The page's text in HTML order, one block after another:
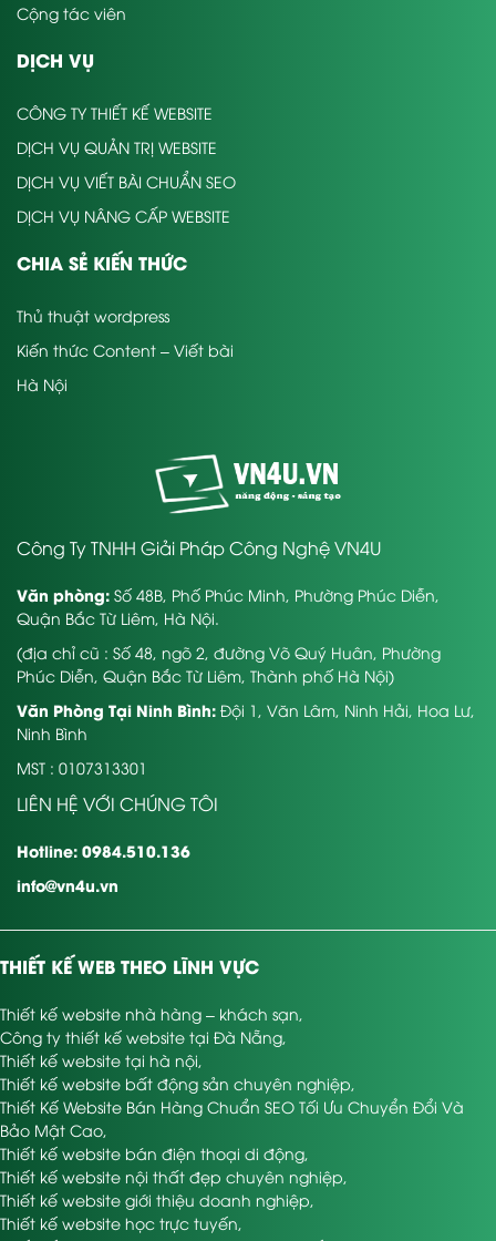
Cộng tác viên
DỊCH VỤ
CÔNG TY THIẾT KẾ WEBSITE
DỊCH VỤ QUẢN TRỊ WEBSITE
DỊCH VỤ VIẾT BÀI CHUẨN SEO
DỊCH VỤ NÂNG CẤP WEBSITE
CHIA SẺ KIẾN THỨC
Thủ thuật wordpress
Kiến thức Content – Viết bài
Hà Nội
Công Ty TNHH Giải Pháp Công Nghệ VN4U
Văn phòng: Số 48B, Phố Phúc Minh, Phường Phúc Diễn,
Quận Bắc Từ Liêm, Hà Nội.
(địa chỉ cũ : Số 48, ngõ 2, đường Võ Quý Huân, Phường
Phúc Diễn, Quận Bắc Từ Liêm, Thành phố Hà Nội)
Văn Phòng Tại Ninh Bình: Đội 1, Văn Lâm, Ninh Hải, Hoa Lư,
Ninh Bình
MST : 0107313301
LIÊN HỆ VỚI CHÚNG TÔI
Hotline: 0984.510.136
info@vn4u.vn
THIẾT KẾ WEB THEO LĨNH VỰC
Thiết kế website nhà hàng – khách sạn
Công ty thiết kế website tại Đà Nẵng
Thiết kế website tại hà nội
Thiết kế website bất động sản chuyên nghiệp
Thiết Kế Website Bán Hàng Chuẩn SEO Tối Ưu Chuyển Đổi Và
Bảo Mật Cao
Thiết kế website bán điện thoại di động
Thiết kế website nội thất đẹp chuyên nghiệp
Thiết kế website giới thiệu doanh nghiệp
Thiết kế website học trực tuyến